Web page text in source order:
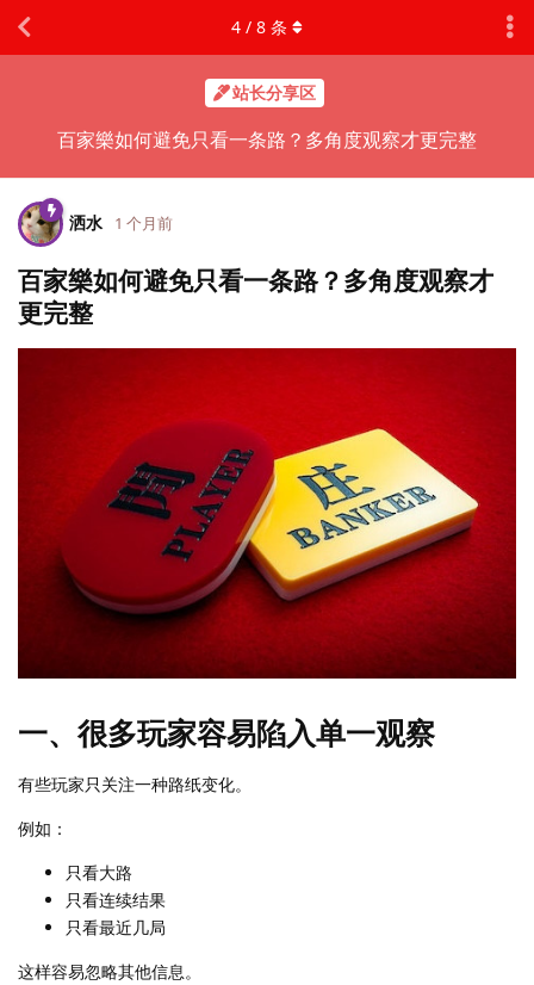
站长分享区
百家樂如何避免只看一条路？多角度观察才更完整
4 / 8 条
洒水 1 个月前
百家樂如何避免只看一条路？多角度观察才
更完整
一、很多玩家容易陷入单一观察
有些玩家只关注一种路纸变化。
例如：
只看大路
只看连续结果
只看最近几局
这样容易忽略其他信息。